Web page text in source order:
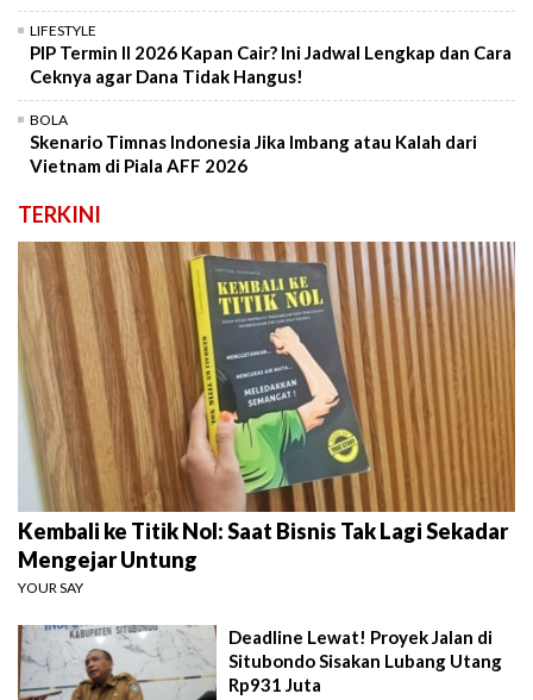
LIFESTYLE
PIP Termin II 2026 Kapan Cair? Ini Jadwal Lengkap dan Cara
Ceknya agar Dana Tidak Hangus!
BOLA
Skenario Timnas Indonesia Jika Imbang atau Kalah dari
Vietnam di Piala AFF 2026
TERKINI
Kembali ke Titik Nol: Saat Bisnis Tak Lagi Sekadar
Mengejar Untung
YOUR SAY
Deadline Lewat! Proyek Jalan di
Situbondo Sisakan Lubang Utang
Rp931 Juta